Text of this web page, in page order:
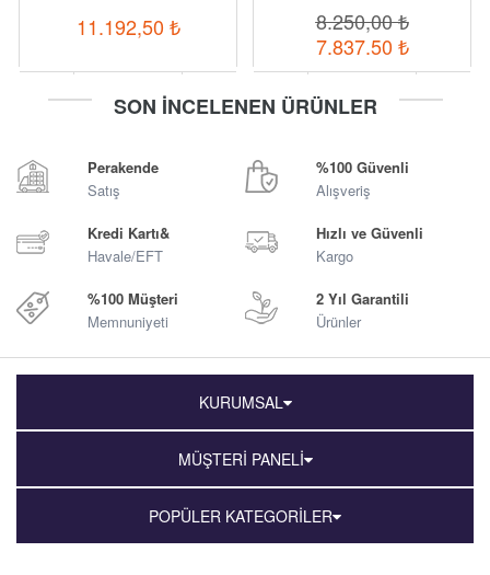
11.192,50 ₺ 8.250,00₺
7.837,50 ₺
SON İNCELENEN ÜRÜNLER
Perakende
Satış
%100 Güvenli
Alışveriş
Kredi Kartı&
Havale/EFT
Hızlı ve Güvenli
Kargo
%100 Müşteri
Memnuniyeti
2 Yıl Garantili
Ürünler
KURUMSAL
MÜŞTERİ PANELİ
POPÜLER KATEGORİLER